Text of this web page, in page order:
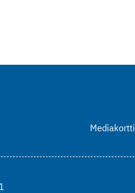
Mediakortti